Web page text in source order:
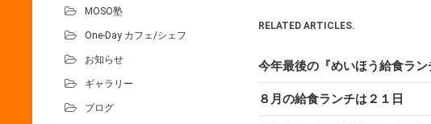
MOSO塾
One-Day カフェ/シェフ
お知らせ
ギャラリー
ブログ
RELATED ARTICLES.
今年最後の『めいほう給食ラ
８月の給食ランチは２１日